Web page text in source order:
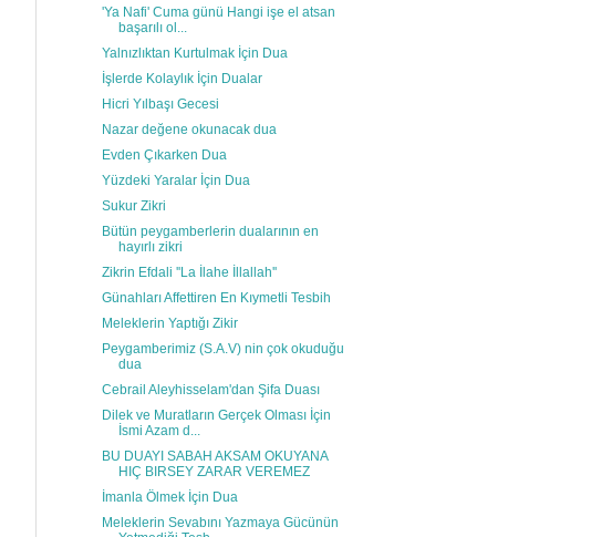
'Ya Nafi' Cuma günü Hangi işe el atsan
başarılı ol...
Yalnızlıktan Kurtulmak İçin Dua
İşlerde Kolaylık İçin Dualar
Hicri Yılbaşı Gecesi
Nazar değene okunacak dua
Evden Çıkarken Dua
Yüzdeki Yaralar İçin Dua
Sukur Zikri
Bütün peygamberlerin dualarının en
hayırlı zikri
Zikrin Efdali ''La İlahe İllallah''
Günahları Affettiren En Kıymetli Tesbih
Meleklerin Yaptığı Zikir
Peygamberimiz (S.A.V) nin çok okuduğu
dua
Cebrail Aleyhisselam'dan Şifa Duası
Dilek ve Muratların Gerçek Olması İçin
İsmi Azam d...
BU DUAYI SABAH AKSAM OKUYANA
HIÇ BIRSEY ZARAR VEREMEZ
İmanla Ölmek İçin Dua
Meleklerin Sevabını Yazmaya Gücünün